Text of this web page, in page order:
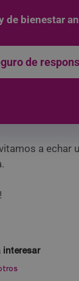
de bienestar
de
a
interesar